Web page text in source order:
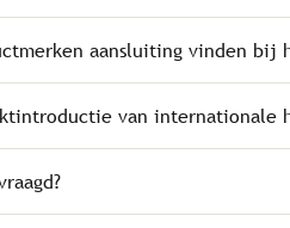
aansluiting vinden bij
van internationale